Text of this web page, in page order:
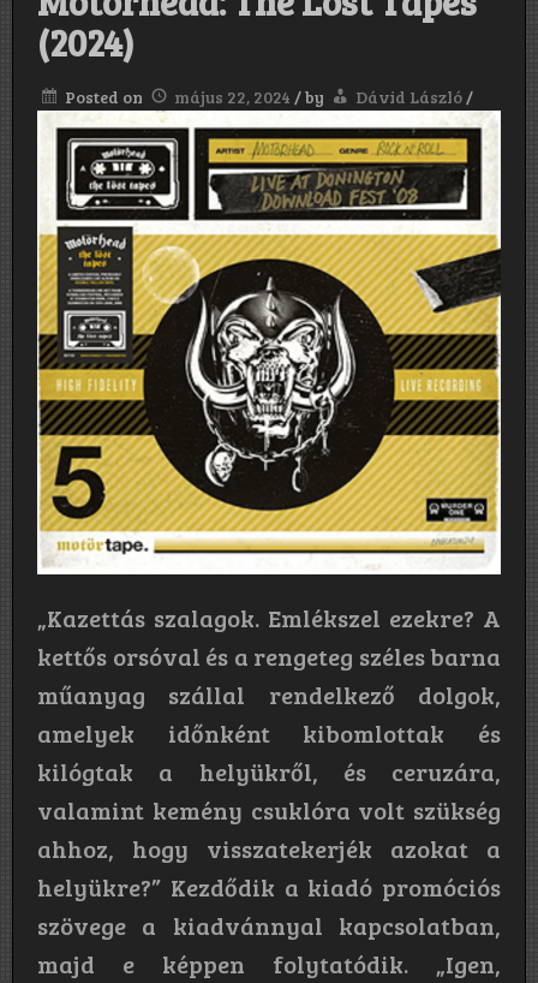
(2024)
Posted on május 22, 2024 /by Dávid László/
„Kazettás szalagok. Emlékszel ezekre? A
kettős orsóval és a rengeteg széles barna
műanyag szállal rendelkező dolgok,
amelyek időnként kibomlottak és
kilógtak a helyükről, és ceruzára,
valamint kemény csuklóra volt szükség
ahhoz, hogy visszatekerjék azokat a
helyükre?” Kezdődik a kiadó promóciós
szövege a kiadvánnyal kapcsolatban,
majd e képpen folytatódik. „Igen,